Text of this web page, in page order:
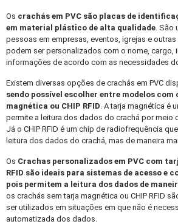
Os crachás em PVC são placas de
em material plástico de alta qualidade. São
pessoas em empresas, eventos, igrejas e
podem ser personalizados com o nome, cargo,
informações de acordo com as necessidades
Existem diversas opções de crachás em PVC
sendo possível escolher entre modelos com
magnética ou CHIP RFID. A tarja magnética é
permite a leitura dos dados do crachá por meio
Já o CHIP RFID é um chip de radiofrequência
leitura dos dados do crachá, mas de maneira
Os Crachas personalizados em PVC com
RFID são ideais para sistemas de acesso e
pois permitem a leitura dos dados de
os crachás sem tarja magnética ou CHIP RFID
ser utilizados em situações em que não é
automatizada dos dados.